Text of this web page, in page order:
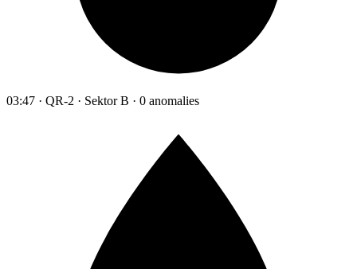
03:47 · QR-2 · Sektor B · 0 anomalies